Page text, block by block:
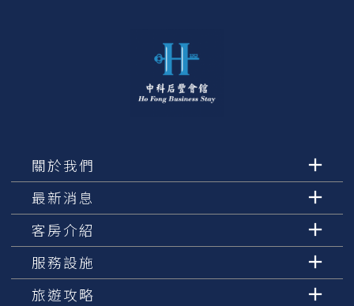
關於我們
最新消息
客房介紹
服務設施
旅遊攻略